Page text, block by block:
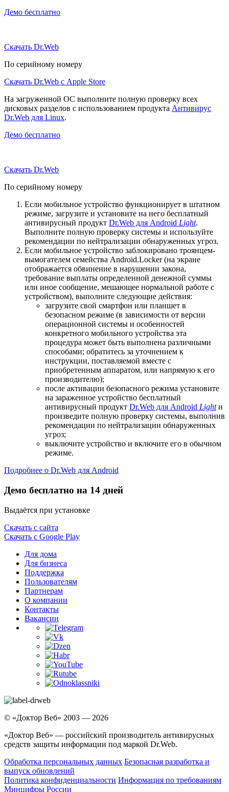
Демо бесплатно
Скачать Dr.Web
По серийному номеру
Скачать Dr.Web с Apple Store
На загруженной ОС выполните полную проверку всех
дисковых разделов с использованием продукта Антивирус
Dr.Web для Linux.
Демо бесплатно
Скачать Dr.Web
По серийному номеру
Если мобильное устройство функционирует в штатном
режиме, загрузите и установите на него бесплатный
антивирусный продукт Dr.Web для Android Light.
Выполните полную проверку системы и используйте
рекомендации по нейтрализации обнаруженных угроз.
Если мобильное устройство заблокировано троянцем-
вымогателем семейства Android.Locker (на экране
отображается обвинение в нарушении закона,
требование выплаты определенной денежной суммы
или иное сообщение, мешающее нормальной работе с
устройством), выполните следующие действия:
загрузите свой смартфон или планшет в
безопасном режиме (в зависимости от версии
операционной системы и особенностей
конкретного мобильного устройства эта
процедура может быть выполнена различными
способами; обратитесь за уточнением к
инструкции, поставляемой вместе с
приобретенным аппаратом, или напрямую к его
производителю);
после активации безопасного режима установите
на зараженное устройство бесплатный
антивирусный продукт Dr.Web для Android Lightи
произведите полную проверку системы, выполнив
рекомендации по нейтрализации обнаруженных
угроз;
выключите устройство и включите его в обычном
режиме.
Подробнее о Dr.Web для Android
Демо бесплатно на 14 дней
Выдаётся при установке
Скачать с сайта
Скачать с Google Play
Для дома
Для бизнеса
Поддержка
Пользователям
Партнерам
О компании
Контакты
Вакансии
© «Доктор Веб» 2003 — 2026
«Доктор Веб» — российский производитель антивирусных
средств защиты информации под маркой Dr.Web.
Обработка персональных данных Безопасная разработка и
выпуск обновлений
Политика конфиденциальности Информация по требованиям
Минцифры России